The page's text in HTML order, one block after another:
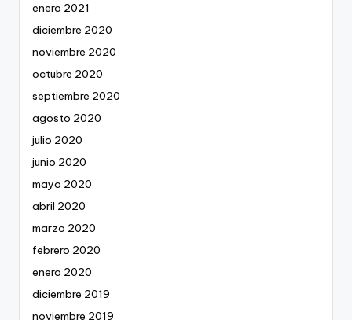
enero 2021
diciembre 2020
noviembre 2020
octubre 2020
septiembre 2020
agosto 2020
julio 2020
junio 2020
mayo 2020
abril 2020
marzo 2020
febrero 2020
enero 2020
diciembre 2019
noviembre 2019